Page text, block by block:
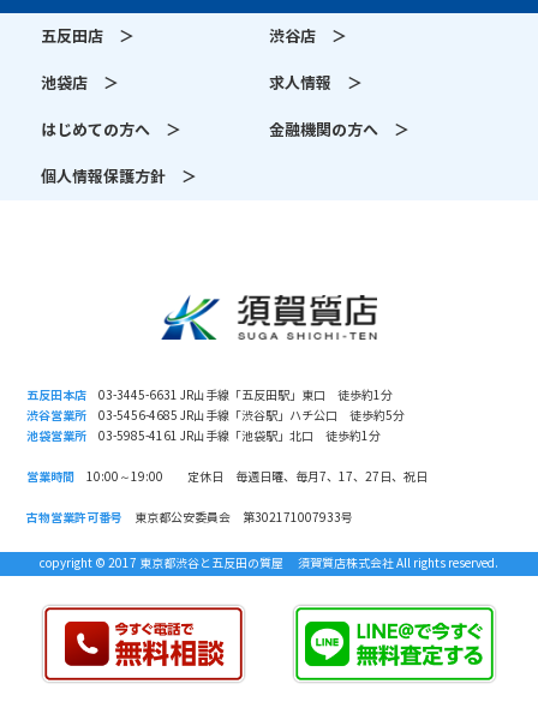
五反田店 ＞ 渋谷店 ＞
池袋店 ＞ 求人情報 ＞
はじめての方へ ＞ 金融機関の方へ ＞
個人情報保護方針 ＞
五反田本店 03-3445-6631 JR山手線「五反田駅」東口 徒歩約1分
渋谷営業所 03-5456-4685 JR山手線「渋谷駅」ハチ公口 徒歩約5分
池袋営業所 03-5985-4161 JR山手線「池袋駅」北口 徒歩約1分
営業時間 10:00～19:00 定休日 毎週日曜、毎月7、17、27日、祝日
古物営業許可番号 東京都公安委員会 第302171007933号
copyright © 2017 東京都渋谷と五反田の質屋 須賀質店株式会社 All rights reserved.